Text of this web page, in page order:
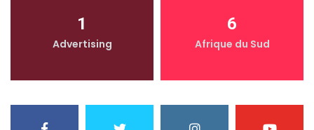
1
Advertising
6
Afrique du Sud